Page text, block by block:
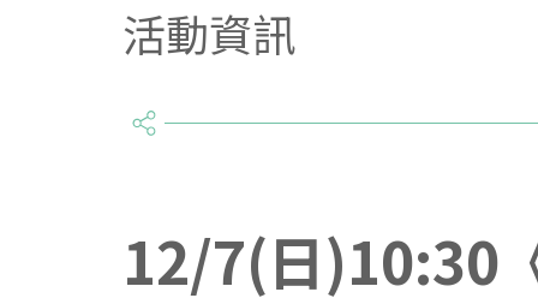
活動資訊
share
12/7(日)10:30